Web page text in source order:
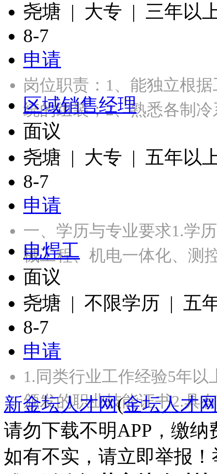
尧塘 | 大专 | 三年以
8-7
申请
岗位职责：1、能独立根
统的组装；2、熟悉各制
区域销售经理
面议
尧塘 | 大专 | 五年以
8-7
申请
一、学历与专业要求1.学
械工程、机电一体化、
电焊工
面议
尧塘 | 不限学历 | 五
8-7
申请
1.同类行业工作经验5年
颁发的职业技能证书2.具
新金坛人才网(金坛人才
请勿下载不明APP，缴
如有不实，请立即举报